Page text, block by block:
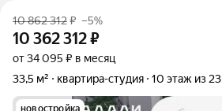
10 862 312₽ –5%
10 362 312₽
от 34 095 ₽ в месяц
33,5 м²
квартира-студия 10 этаж из 23
новостройка